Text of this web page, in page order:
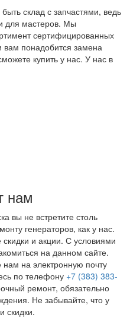
склад с запчастями, ведь
для мастеров. Мы
сертифицированных
вам понадобится замена
купить у нас. У нас в
нам
вы не встретите столь
генераторов, как у нас.
и акции. С условиями
на данном сайте.
на электронную почту
по телефону +7 (383) 383-
ремонт, обязательно
Не забывайте, что у
скидки.